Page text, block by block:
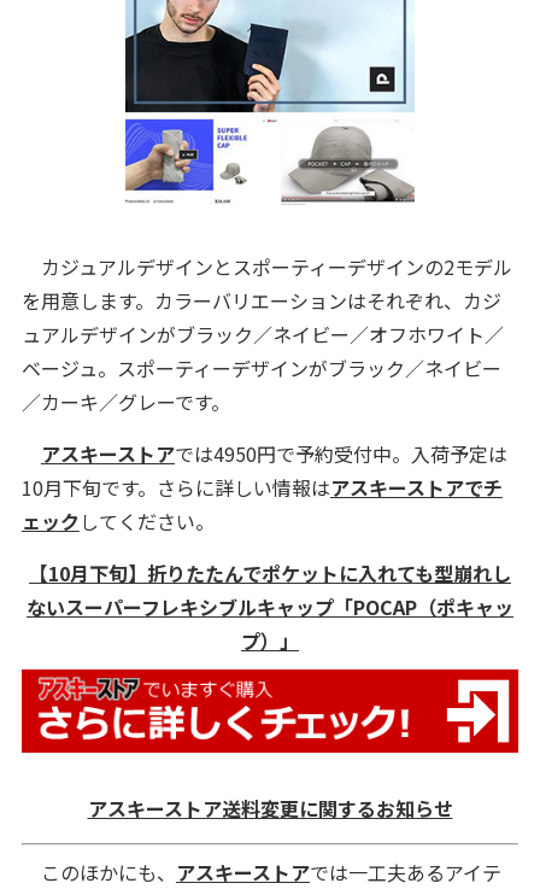
カジュアルデザインとスポーティーデザインの2モデル
を用意します。カラーバリエーションはそれぞれ、カジ
ュアルデザインがブラック／ネイビー／オフホワイト／
ベージュ。スポーティーデザインがブラック／ネイビー
／カーキ／グレーです。
アスキーストアでは4950円で予約受付中。入荷予定は
10月下旬です。さらに詳しい情報はアスキーストアでチ
ェックしてください。
【10月下旬】折りたたんでポケットに入れても型崩れし
ないスーパーフレキシブルキャップ「POCAP（ポキャッ
プ）」
アスキーストア送料変更に関するお知らせ
このほかにも、 アスキーストアでは一工夫あるアイテ